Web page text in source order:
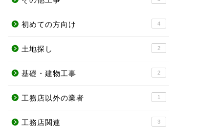
初めての方向け 4
土地探し 2
基礎・建物工事 2
工務店以外の業者 1
工務店関連 3